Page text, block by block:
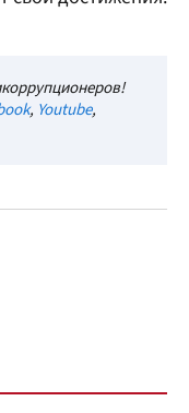
, Youtube,